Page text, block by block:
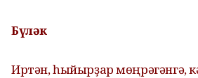
Бүләк
Иртән, һыйырҙар мөңрәгәнгә,